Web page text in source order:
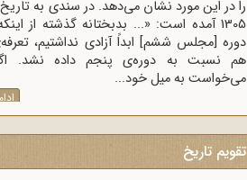
1305 آمده است: «... بدبختانه گذشته از
دوره [مجلس ششم] ابداً آزادی نداشتیم،
هم نسبت به دوره‌ی پنجم داده نشد.
می‌خواست به میل خود...
تقویم تاریخ